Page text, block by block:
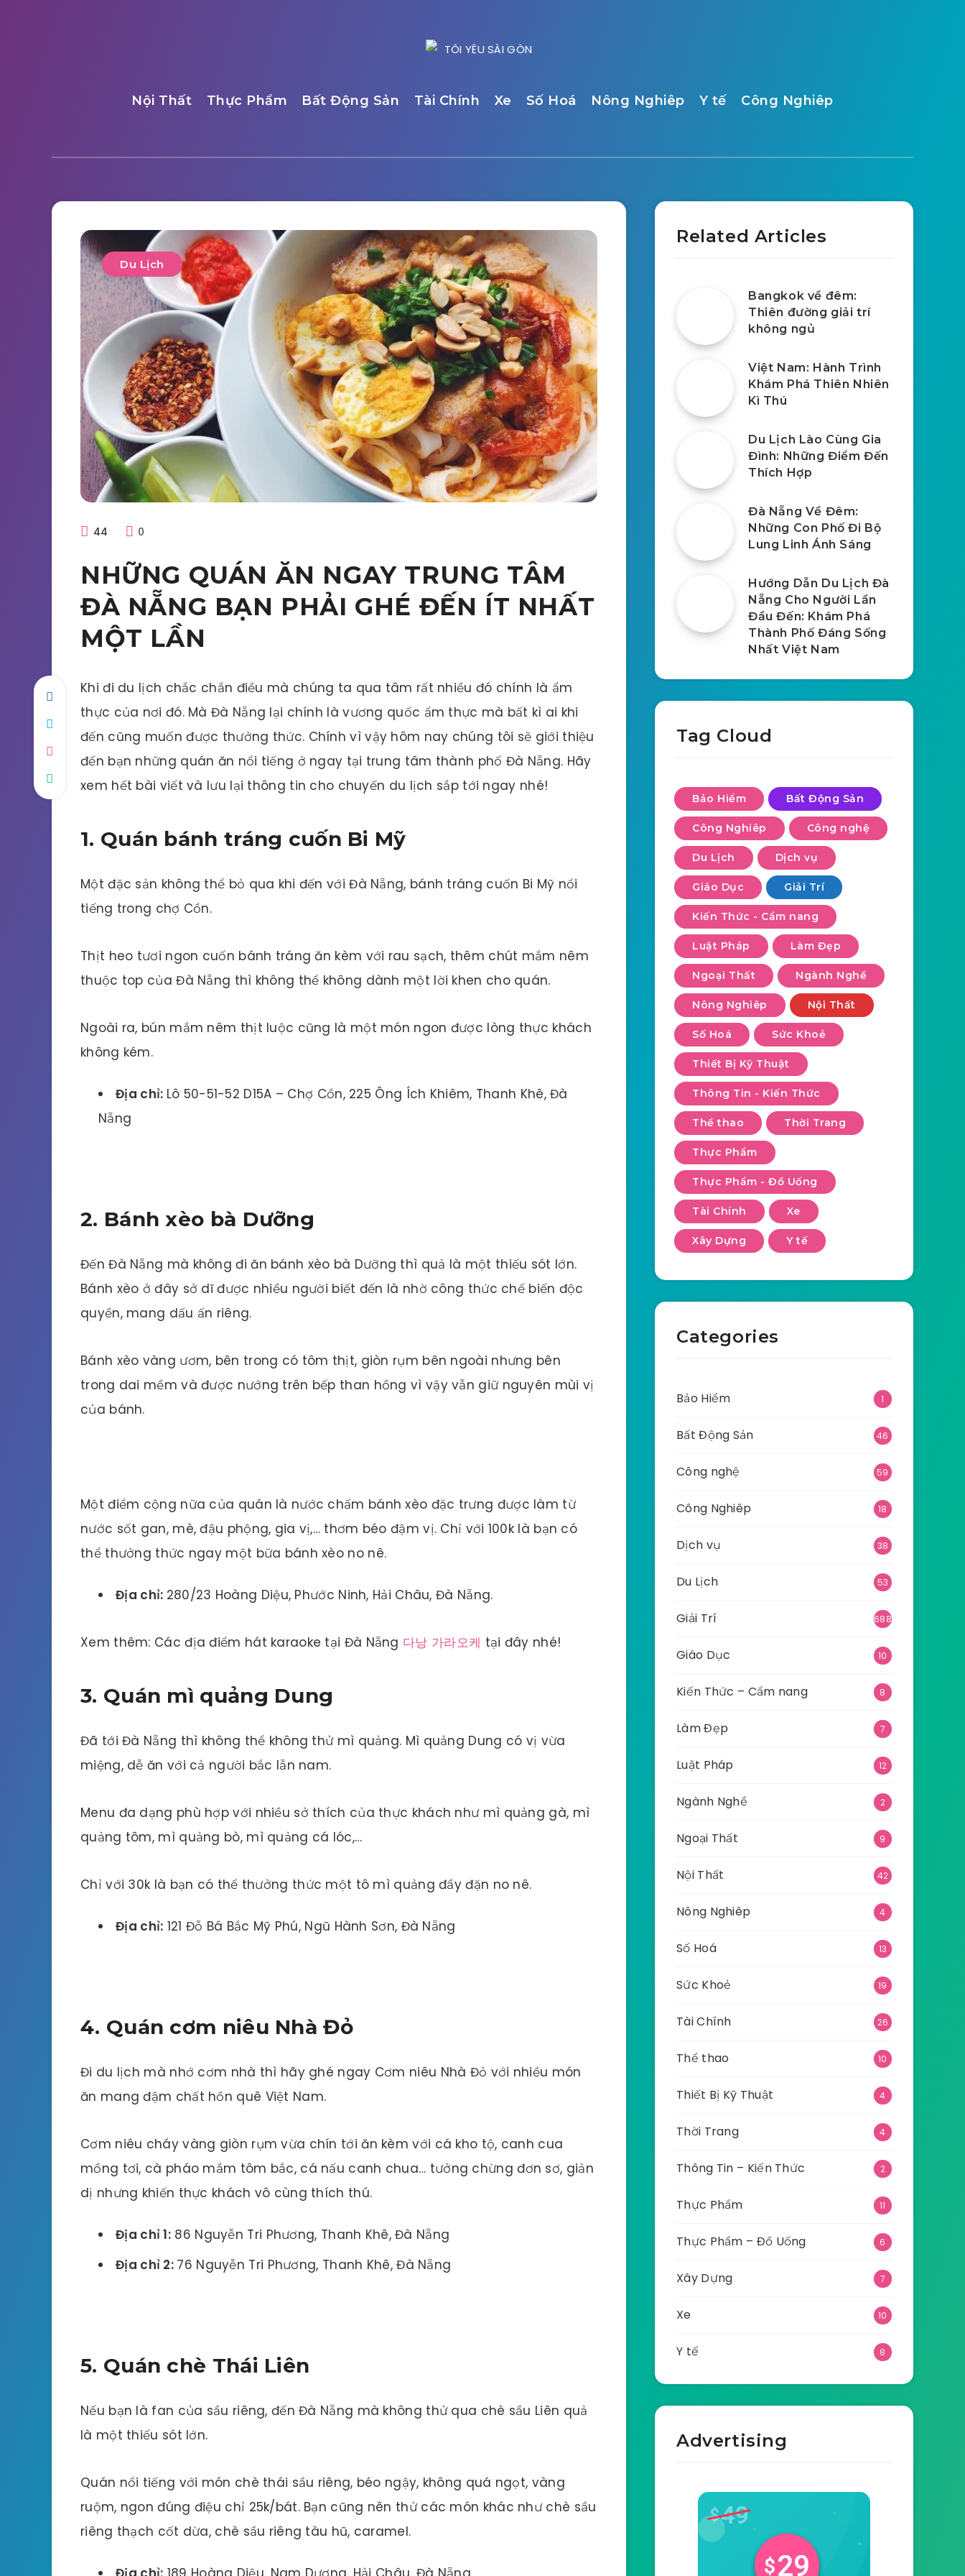
Nội Thất Thực Phẩm Bất Động Sản Tài Chính Xe Số Hoá Nông Nghiêp Y tế Công Nghiêp
Du Lịch
44 0
NHỮNG QUÁN ĂN NGAY TRUNG TÂM
ĐÀ NẴNG BẠN PHẢI GHÉ ĐẾN ÍT NHẤT
MỘT LẦN
Khi đi du lịch chắc chắn điều mà chúng ta qua tâm rất nhiều đó chính là ẩm
thực của nơi đó. Mà Đà Nẵng lại chính là vương quốc ẩm thực mà bất kì ai khi
đến cũng muốn được thưởng thức. Chính vì vậy hôm nay chúng tôi sẽ giới thiệu
đến bạn những quán ăn nổi tiếng ở ngay tại trung tâm thành phố Đà Nẵng. Hãy
xem hết bài viết và lưu lại thông tin cho chuyến du lịch sắp tới ngay nhé!
1. Quán bánh tráng cuốn Bi Mỹ
Một đặc sản không thể bỏ qua khi đến với Đà Nẵng, bánh tráng cuốn Bi Mỹ nổi
tiếng trong chợ Cồn.
Thịt heo tươi ngon cuốn bánh tráng ăn kèm với rau sạch, thêm chút mắm nêm
thuộc top của Đà Nẵng thì không thể không dành một lời khen cho quán.
Ngoài ra, bún mắm nêm thịt luộc cũng là một món ngon được lòng thực khách
không kém.
Địa chỉ: Lô 50-51-52 D15A – Chợ Cồn, 225 Ông Ích Khiêm, Thanh Khê, Đà
Nẵng
2. Bánh xèo bà Dưỡng
Đến Đà Nẵng mà không đi ăn bánh xèo bà Dưỡng thì quả là một thiếu sót lớn.
Bánh xèo ở đây sở dĩ được nhiều người biết đến là nhờ công thức chế biến độc
quyền, mang dấu ấn riêng.
Bánh xèo vàng ươm, bên trong có tôm thịt, giòn rụm bên ngoài nhưng bên
trong dai mềm và được nướng trên bếp than hồng vì vậy vẫn giữ nguyên mùi vị
của bánh.
Một điểm cộng nữa của quán là nước chấm bánh xèo đặc trưng được làm từ
nước sốt gan, mè, đậu phộng, gia vị,… thơm béo đậm vị. Chỉ với 100k là bạn có
thể thưởng thức ngay một bữa bánh xèo no nê.
Địa chỉ: 280/23 Hoàng Diệu, Phước Ninh, Hải Châu, Đà Nẵng.
Xem thêm: Các địa điểm hát karaoke tại Đà Nẵng 다낭 가라오케 tại đây nhé!
3. Quán mì quảng Dung
Đã tới Đà Nẵng thì không thể không thử mì quảng. Mì quảng Dung có vị vừa
miệng, dễ ăn với cả người bắc lẫn nam.
Menu đa dạng phù hợp với nhiều sở thích của thực khách như mì quảng gà, mì
quảng tôm, mì quảng bò, mì quảng cá lóc,…
Chỉ với 30k là bạn có thể thưởng thức một tô mì quảng đầy đặn no nê.
Địa chỉ: 121 Đỗ Bá Bắc Mỹ Phú, Ngũ Hành Sơn, Đà Nẵng
4. Quán cơm niêu Nhà Đỏ
Đi du lịch mà nhớ cơm nhà thì hãy ghé ngay Cơm niêu Nhà Đỏ với nhiều món
ăn mang đậm chất hồn quê Việt Nam.
Cơm niêu cháy vàng giòn rụm vừa chín tới ăn kèm với cá kho tộ, canh cua
mồng tơi, cà pháo mắm tôm bắc, cá nấu canh chua… tưởng chừng đơn sơ, giản
dị nhưng khiến thực khách vô cùng thích thú.
Địa chỉ 1: 86 Nguyễn Tri Phương, Thanh Khê, Đà Nẵng
Địa chỉ 2: 76 Nguyễn Tri Phương, Thanh Khê, Đà Nẵng
5. Quán chè Thái Liên
Nếu bạn là fan của sầu riêng, đến Đà Nẵng mà không thử qua chè sầu Liên quả
là một thiếu sót lớn.
Quán nổi tiếng với món chè thái sầu riêng, béo ngậy, không quá ngọt, vàng
ruộm, ngon đúng điệu chỉ 25k/bát. Bạn cũng nên thử các món khác như chè sầu
riêng thạch cốt dừa, chè sầu riêng tàu hũ, caramel.
Related Articles
Bangkok về đêm:
Thiên đường giải trí
không ngủ
Việt Nam: Hành Trình
Khám Phá Thiên Nhiên
Kì Thú
Du Lịch Lào Cùng Gia
Đình: Những Điểm Đến
Thích Hợp
Đà Nẵng Về Đêm:
Những Con Phố Đi Bộ
Lung Linh Ánh Sáng
Hướng Dẫn Du Lịch Đà
Nẵng Cho Người Lần
Đầu Đến: Khám Phá
Thành Phố Đáng Sống
Nhất Việt Nam
Tag Cloud
Bảo Hiểm Bất Động Sản
Công Nghiêp Công nghệ
Du Lịch Dịch vụ
Giáo Dục Giải Trí
Kiến Thức - Cẩm nang
Luật Pháp Làm Đẹp
Ngoại Thất Ngành Nghề
Nông Nghiêp Nội Thất
Số Hoá Sức Khoẻ
Thiết Bị Kỹ Thuật
Thông Tin - Kiến Thức
Thể thao Thời Trang
Thực Phẩm
Thực Phẩm - Đồ Uống
Tài Chính Xe
Xây Dựng Y tế
Categories
Bảo Hiểm 1
Bất Động Sản 46
Công nghệ 59
Công Nghiêp 18
Dịch vụ 38
Du Lịch 53
Giải Trí 688
Giáo Dục 10
Kiến Thức – Cẩm nang 8
Làm Đẹp 7
Luật Pháp 12
Ngành Nghề 2
Ngoại Thất 9
Nội Thất 42
Nông Nghiêp 4
Số Hoá 13
Sức Khoẻ 19
Tài Chính 26
Thể thao 10
Thiết Bị Kỹ Thuật 4
Thời Trang 4
Thông Tin – Kiến Thức 2
Thực Phẩm 11
Thực Phẩm – Đồ Uống 6
Xây Dựng 7
Xe 10
Y tế 8
Advertising